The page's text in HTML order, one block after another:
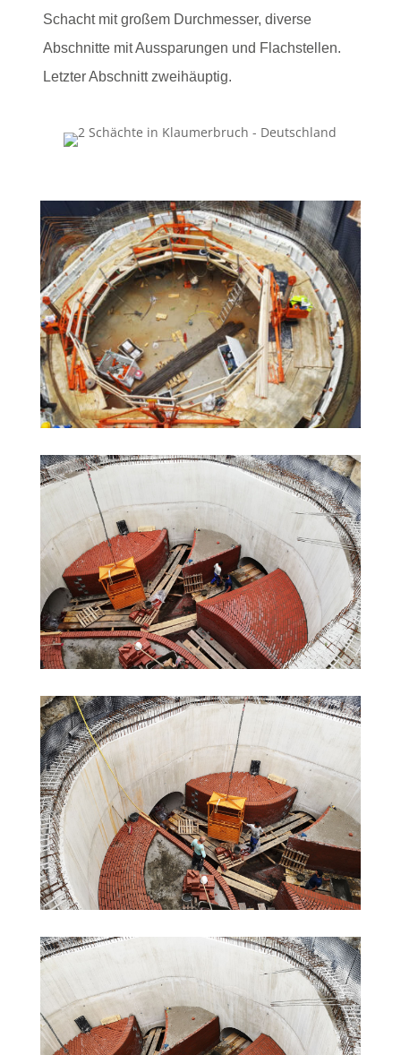
Schacht mit großem Durchmesser, diverse
Abschnitte mit Aussparungen und Flachstellen.
Letzter Abschnitt zweihäuptig.